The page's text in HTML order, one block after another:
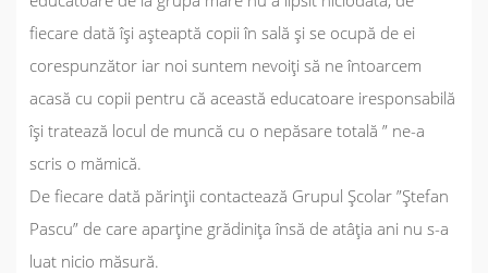
fiecare dată își așteaptă copii în sală și se ocupă de ei
corespunzător iar noi suntem nevoiți să ne întoarcem
acasă cu copii pentru că această educatoare iresponsabilă
își tratează locul de muncă cu o nepăsare totală ” ne-a
scris o mămică.
De fiecare dată părinții contactează Grupul Școlar ”Ștefan
Pascu” de care aparține grădinița însă de atâția ani nu s-a
luat nicio măsură.